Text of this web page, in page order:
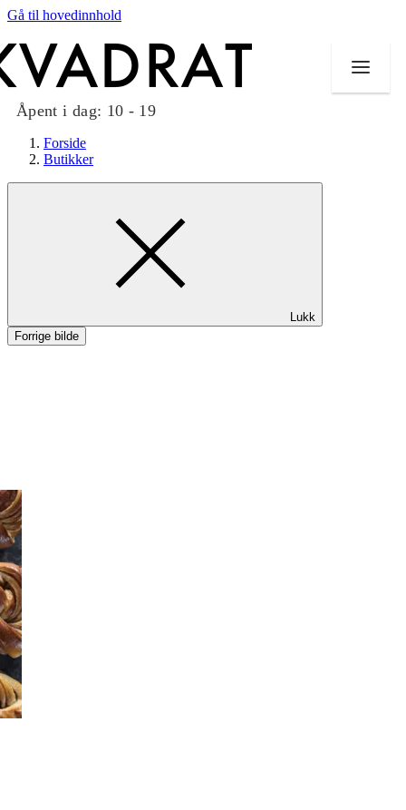
Gå til hovedinnhold
Åpent i dag: 10 - 19
Mat og drikke
Aktiviteter
Forside
Butikker
Lukk
Forrige bilde